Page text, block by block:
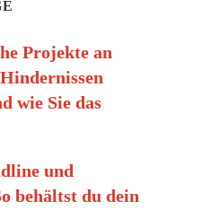
Projekte an
wie Sie das
und
behältst du dein